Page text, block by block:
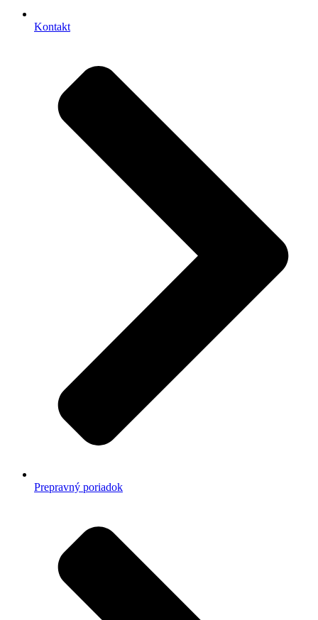
Kontakt
Prepravný poriadok